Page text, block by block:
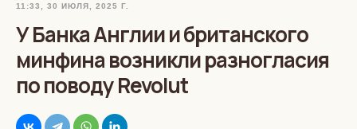
11:33, 30 ИЮЛЯ, 2025 Г.
У Банка Англии и британского
минфина возникли разногласия
по поводу Revolut